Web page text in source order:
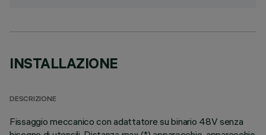
INSTALLAZIONE
DESCRIZIONE
Fissaggio meccanico con adattatore su binario 48V senza